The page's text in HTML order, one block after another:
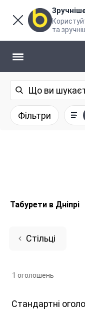
та
Фільтри
Табурети в Дніпрі
Стільці
1 оголошень
Стандартні